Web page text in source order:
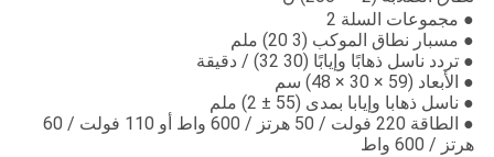
● مجموعات السلة 2
● مسبار نطاق الموكب (3 20) ملم
● تردد ناسل ذهابًا وإيابًا (30 32) / دقيقة
● الأبعاد (59 × 30 × 48) سم
● ناسل ذهابا وإيابا بمدى (55 ± 2) ملم
● الطاقة 220 فولت / 50 هرتز / 600 واط أو 110 فولت / 60
هرتز / 600 واط